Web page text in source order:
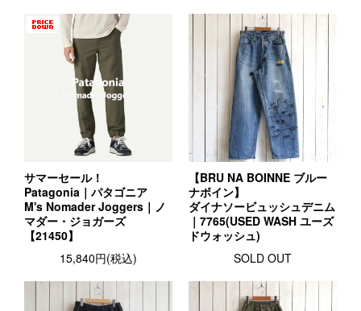
サマーセール！
Patagonia｜パタゴニア
M's Nomader Joggers｜ノ
マダー・ジョガーズ
【21450】
15,840円(税込)
【BRU NA BOINNE ブルー
ナボイン】
ダイナソービュッシュデニム
｜7765(USED WASH ユーズ
ドウォッシュ)
SOLD OUT